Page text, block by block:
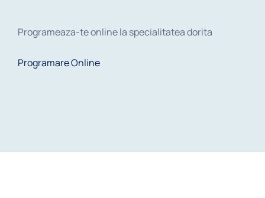
Programeaza-te online la specialitatea dorita
Programare Online